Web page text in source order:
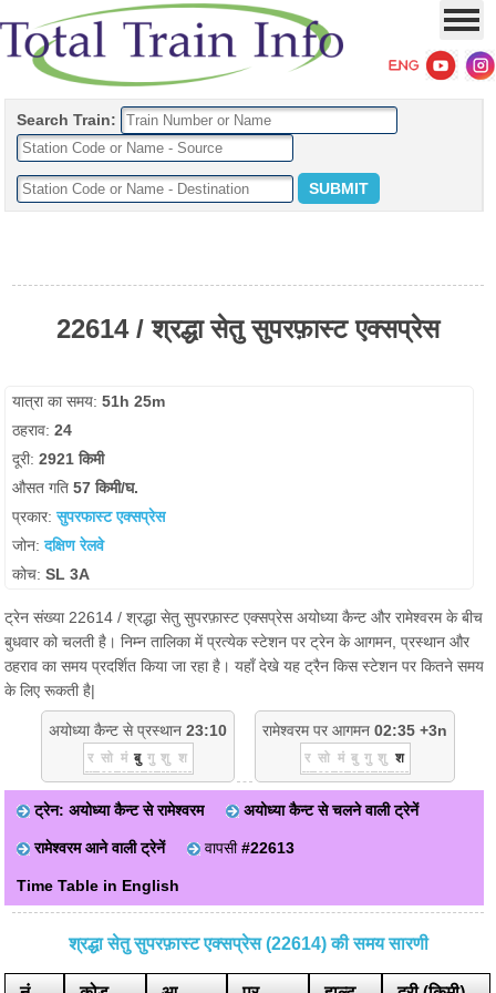
Search Train:
22614 / श्रद्धा सेतु सुपरफ़ास्ट एक्सप्रेस
यात्रा का समय:51h 25m
ठहराव:24
दूरी:2921 किमी
औसत गति57 किमी/घ.
प्रकार:सुपरफास्ट एक्सप्रेस
जोन:दक्षिण रेलवे
कोच:SL 3A
ट्रेन संख्या 22614 / श्रद्धा सेतु सुपरफ़ास्ट एक्सप्रेस अयोध्या कैन्ट और रामेश्वरम के बीच
बुधवार को चलती है। निम्न तालिका में प्रत्येक स्टेशन पर ट्रेन के आगमन, प्रस्थान और
ठहराव का समय प्रदर्शित किया जा रहा है। यहाँ देखे यह ट्रैन किस स्टेशन पर कितने समय
के लिए रूकती है|
अयोध्या कैन्ट से प्रस्थान 23:10
र सो मं बु गु शु श
रामेश्वरम पर आगमन 02:35 +3n
र सो मं बु गु शु श
ट्रेन: अयोध्या कैन्ट से रामेश्वरम अयोध्या कैन्ट से चलने वाली ट्रेनें
रामेश्वरम आने वाली ट्रेनें वापसी#22613
Time Table in English
श्रद्धा सेतु सुपरफ़ास्ट एक्सप्रेस (22614) की समय सारणी